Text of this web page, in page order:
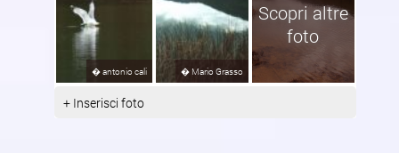
�antonio cali �Mario Grasso
Scopri altre
foto
+ Inserisci foto